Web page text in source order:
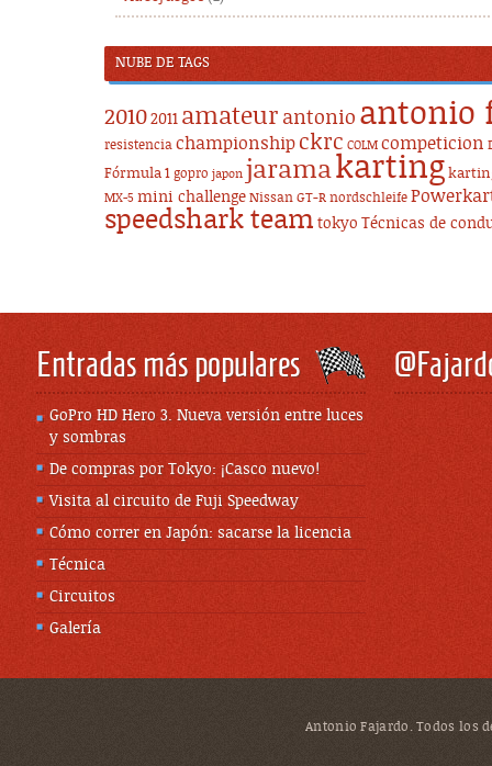
NUBE DE TAGS
20102011 amateur antonio antonio
resistencia championship ckrc COLM competicion
Fórmula 1 gopro japon jaramakarting
MX-5 mini challenge Nissan GT-R nordschleife
speedshark team tokyo Técnicas de
Entradas más populares
GoPro HD Hero 3. Nueva versión entre luces
y sombras
De compras por Tokyo: ¡Casco nuevo!
Visita al circuito de Fuji Speedway
Cómo correr en Japón: sacarse la licencia
Técnica
Circuitos
Galería
Antonio Fajardo. Todos los